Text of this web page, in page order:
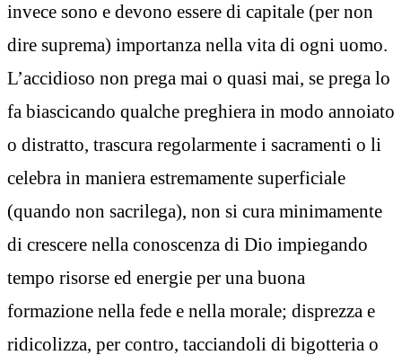
invece sono e devono essere di capitale (per non
dire suprema) importanza nella vita di ogni uomo.
L’accidioso non prega mai o quasi mai, se prega lo
fa biascicando qualche preghiera in modo annoiato
o distratto, trascura regolarmente i sacramenti o li
celebra in maniera estremamente superficiale
(quando non sacrilega), non si cura minimamente
di crescere nella conoscenza di Dio impiegando
tempo risorse ed energie per una buona
formazione nella fede e nella morale; disprezza e
ridicolizza, per contro, tacciandoli di bigotteria o